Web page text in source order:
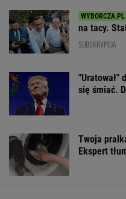
na tacy.
SUBSKRYPCJA
"Uratował"
się śmiać.
Twoja
Ekspert